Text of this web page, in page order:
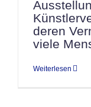
deren
viele
Weiterlesen